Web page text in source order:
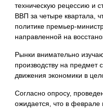
техническую рецессию и
ВВП за четыре квартала,
политике премьер-
направленной на
Рынки внимательно
производству на предмет
движения экономики в
Согласно опросу,
ожидается, что в феврале